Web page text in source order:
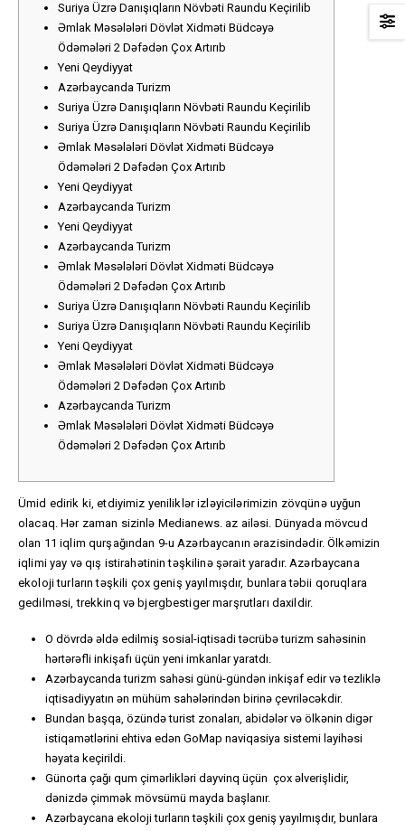
Suriya Üzrə Danışıqların Növbəti Raundu Keçirilib
Əmlak Məsələləri Dövlət Xidməti Büdcəyə
Ödəmələri 2 Dəfədən Çox Artırıb
Yeni Qeydiyyat
Azərbaycanda Turizm
Suriya Üzrə Danışıqların Növbəti Raundu Keçirilib
Suriya Üzrə Danışıqların Növbəti Raundu Keçirilib
Əmlak Məsələləri Dövlət Xidməti Büdcəyə
Ödəmələri 2 Dəfədən Çox Artırıb
Yeni Qeydiyyat
Azərbaycanda Turizm
Yeni Qeydiyyat
Azərbaycanda Turizm
Əmlak Məsələləri Dövlət Xidməti Büdcəyə
Ödəmələri 2 Dəfədən Çox Artırıb
Suriya Üzrə Danışıqların Növbəti Raundu Keçirilib
Suriya Üzrə Danışıqların Növbəti Raundu Keçirilib
Yeni Qeydiyyat
Əmlak Məsələləri Dövlət Xidməti Büdcəyə
Ödəmələri 2 Dəfədən Çox Artırıb
Azərbaycanda Turizm
Əmlak Məsələləri Dövlət Xidməti Büdcəyə
Ödəmələri 2 Dəfədən Çox Artırıb
Ümid edirik ki, etdiyimiz yeniliklər izləyicilərimizin zövqünə uyğun
olacaq. Hər zaman sizinlə Medianews. az ailəsi. Dünyada mövcud
olan 11 iqlim qurşağından 9-u Azərbaycanın ərazisindədir. Ölkəmizin
iqlimi yay və qış istirahətinin təşkilinə şərait yaradır. Azərbaycana
ekoloji turların təşkili çox geniş yayılmışdır, bunlara təbii qoruqlara
gedilməsi, trekkinq və bjergbestiger marşrutları daxildir.
O dövrdə əldə edilmiş sosial-iqtisadi təcrübə turizm sahəsinin
hərtərəfli inkişafı üçün yeni imkanlar yaratdı.
Azərbaycanda turizm sahəsi günü-gündən inkişaf edir və tezliklə
iqtisadiyyatın ən mühüm sahələrindən birinə çevriləcəkdir.
Bundan başqa, özündə turist zonaları, abidələr və ölkənin digər
istiqamətlərini ehtiva edən GoMap naviqasiya sistemi layihəsi
həyata keçirildi.
Günorta çağı qum çimərlikləri dayvinq üçün çox əlverişlidir,
dənizdə çimmək mövsümü mayda başlanır.
Azərbaycana ekoloji turların təşkili çox geniş yayılmışdır, bunlara